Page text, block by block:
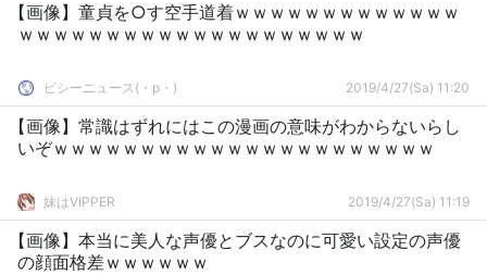
【画像】童貞を○す空手道着ｗｗｗｗｗｗｗｗｗｗｗｗｗ
ｗｗｗｗｗｗｗｗｗｗｗｗｗｗｗｗｗｗｗｗ
ピシーニュース(・p・)ゞ 2019/4/27(Sa) 11:20
【画像】常識はずれにはこの漫画の意味がわからないらし
いぞｗｗｗｗｗｗｗｗｗｗｗｗｗｗｗｗｗｗｗｗｗｗ
妹はVIPPER 2019/4/27(Sa) 11:19
【画像】本当に美人な声優とブスなのに可愛い設定の声優
の顔面格差ｗｗｗｗｗｗ